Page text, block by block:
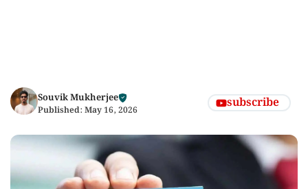
Souvik Mukherjee
Published: May 16, 2026 subscribe